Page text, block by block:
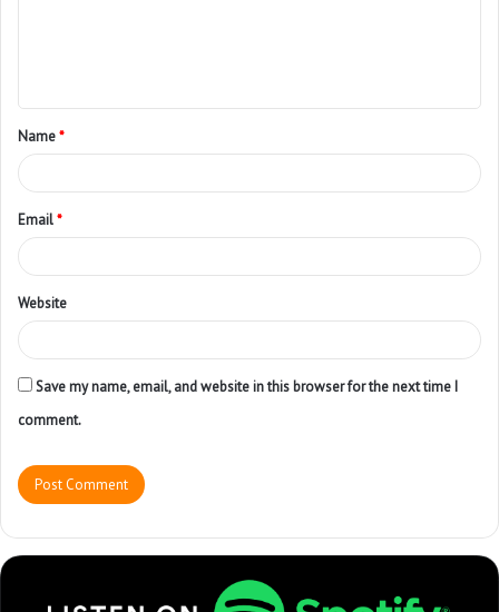
Name*
Email*
Website
Save my name, email, and website in this browser for the next time I
comment.